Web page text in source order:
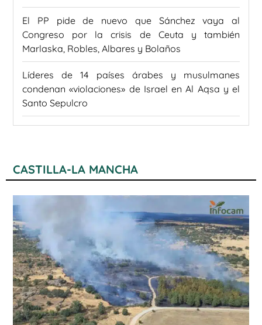
El PP pide de nuevo que Sánchez vaya al
Congreso por la crisis de Ceuta y también
Marlaska, Robles, Albares y Bolaños
Líderes de 14 países árabes y musulmanes
condenan «violaciones» de Israel en Al Aqsa y el
Santo Sepulcro
CASTILLA-LA MANCHA